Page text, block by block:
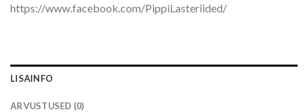
https://www.facebook.com/PippiLasteriided/
LISAINFO
ARVUSTUSED (0)